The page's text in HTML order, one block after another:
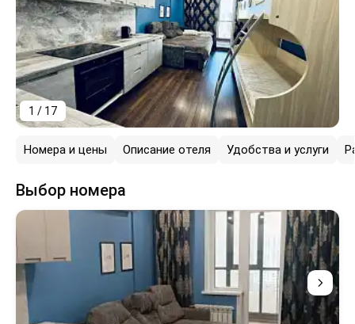
1 / 17
Номера и цены Описание отеля Удобства и услуги
Выбор номера